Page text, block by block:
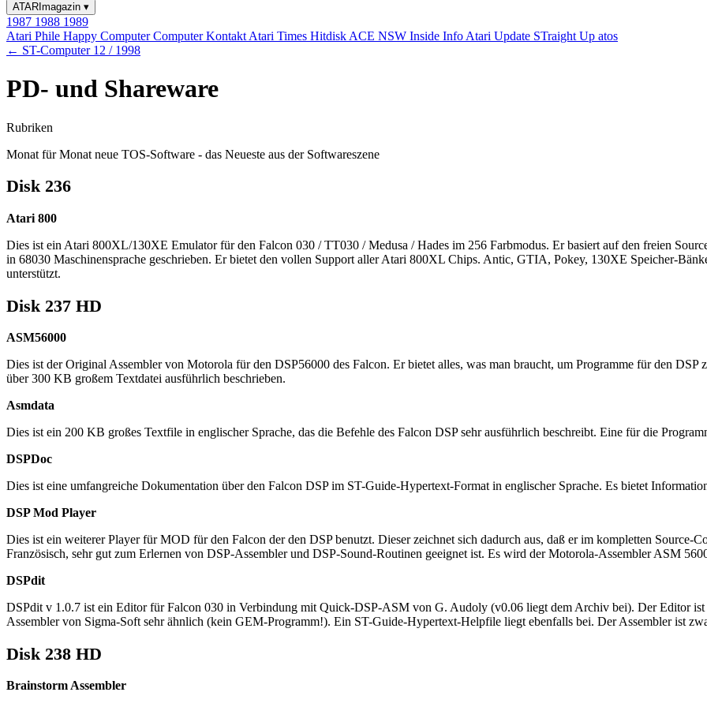
ATARImagazin ▾
1987 1988 1989
Atari Phile Happy ComputerComputer Kontakt Atari Times Hitdisk ACE NSW Inside Info Atari Update STraight Up atos
← ST-Computer 12 / 1998
PD- und Shareware
Rubriken
Monat für Monat neue TOS-Software - das Neueste aus der Softwareszene
Disk 236
Atari 800
Dies ist ein Atari 800XL/130XE Emulator für den Falcon 030 / TT030 / Medusa / Hades im 256 Farbmodus. Er basiert auf den freien
in 68030 Maschinensprache geschrieben. Er bietet den vollen Support aller Atari 800XL Chips. Antic, GTIA, Pokey, 130XE Speicher-
unterstützt.
Disk 237 HD
ASM56000
Dies ist der Original Assembler von Motorola für den DSP56000 des Falcon. Er bietet alles, was man braucht, um Programme für den DSP
über 300 KB großem Textdatei ausführlich beschrieben.
Asmdata
Dies ist ein 200 KB großes Textfile in englischer Sprache, das die Befehle des Falcon DSP sehr ausführlich beschreibt. Eine für die
DSPDoc
Dies ist eine umfangreiche Dokumentation über den Falcon DSP im ST-Guide-Hypertext-Format in englischer Sprache. Es bietet
DSP Mod Player
Dies ist ein weiterer Player für MOD für den Falcon der den DSP benutzt. Dieser zeichnet sich dadurch aus, daß er im kompletten Source-
Französisch, sehr gut zum Erlernen von DSP-Assembler und DSP-Sound-Routinen geeignet ist. Es wird der Motorola-Assembler ASM
DSPdit
DSPdit v 1.0.7 ist ein Editor für Falcon 030 in Verbindung mit Quick-DSP-ASM von G. Audoly (v0.06 liegt dem Archiv bei). Der Editor
Assembler von Sigma-Soft sehr ähnlich (kein GEM-Programm!). Ein ST-Guide-Hypertext-Helpfile liegt ebenfalls bei. Der Assembler ist
Disk 238 HD
Brainstorm Assembler